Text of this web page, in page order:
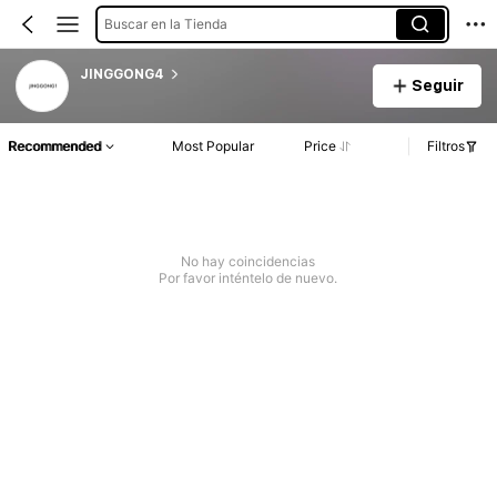
Buscar en la Tienda
JINGGONG4
Seguir
Recommended Most Popular Price Filtros
No hay coincidencias
Por favor inténtelo de nuevo.